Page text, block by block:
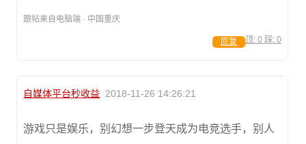
跟帖来自电脑端 · 中国重庆
顶: 0 踩: 0
回复
自媒体平台秒收益 2018-11-26 14:26:21
游戏只是娱乐，别幻想一步登天成为电竞选手，别人